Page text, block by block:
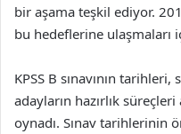
bir aşama teşkil ediyor.
bu hedeflerine ulaşmaları
KPSS B sınavının
adayların hazırlık
oynadı. Sınav tarihlerinin